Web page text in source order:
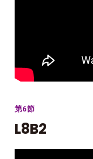
第6節
L8B2